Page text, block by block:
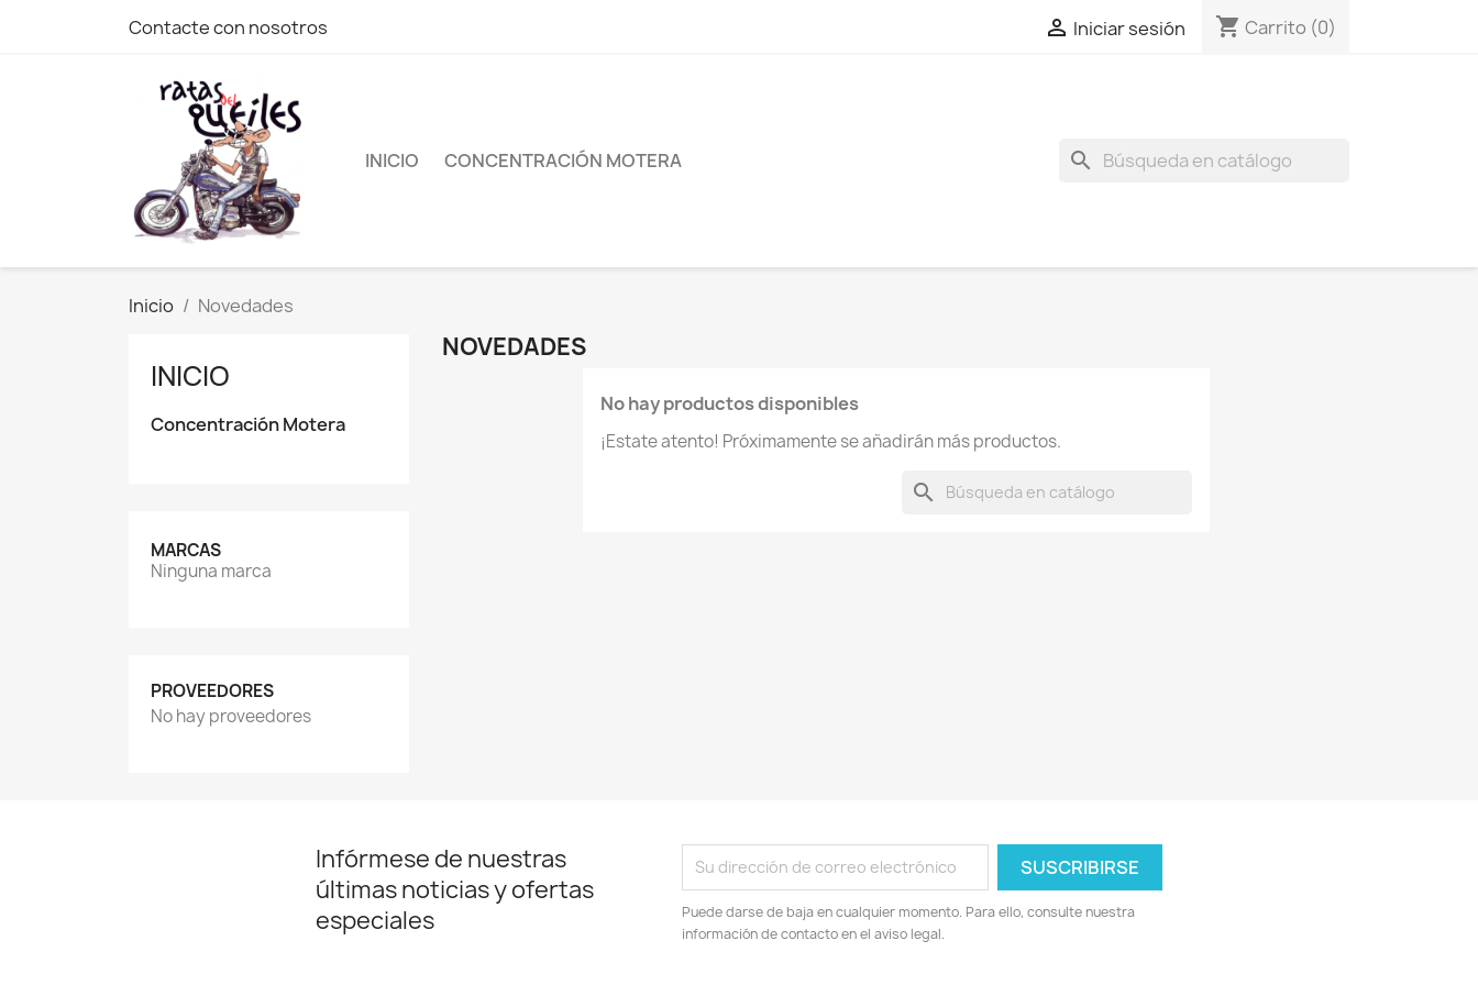
Contacte con nosotros  Iniciar sesión shopping_cart Carrito (0)
INICIO CONCENTRACIÓN MOTERA search
Inicio Novedades
INICIO
Concentración Motera
MARCAS
Ninguna marca
PROVEEDORES
No hay proveedores
NOVEDADES
No hay productos disponibles
¡Estate atento! Próximamente se añadirán más productos.
search
Infórmese de nuestras
últimas noticias y ofertas
especiales
Puede darse de baja en cualquier momento. Para ello, consulte nuestra
información de contacto en el aviso legal.